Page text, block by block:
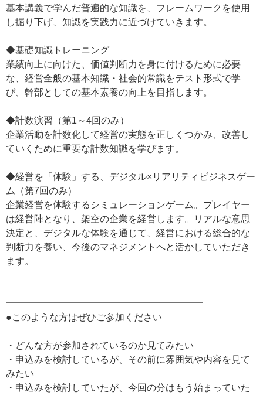
基本講義で学んだ普遍的な知識を、フレームワークを使用
し掘り下げ、知識を実践力に近づけていきます。
◆基礎知識トレーニング
業績向上に向けた、価値判断力を身に付けるために必要
な、経営全般の基本知識・社会的常識をテスト形式で学
び、幹部としての基本素養の向上を目指します。
◆計数演習（第1～4回のみ）
企業活動を計数化して経営の実態を正しくつかみ、改善し
ていくために重要な計数知識を学びます。
◆経営を「体験」する、デジタル×リアリティビジネスゲー
ム（第7回のみ）
企業経営を体験するシミュレーションゲーム。プレイヤー
は経営陣となり、架空の企業を経営します。リアルな意思
決定と、デジタルな体験を通じて、経営における総合的な
判断力を養い、今後のマネジメントへと活かしていただき
ます。
━━━━━━━━━━━━━━━━━━━━━
●このような方はぜひご参加ください
・どんな方が参加されているのか見てみたい
・申込みを検討しているが、その前に雰囲気や内容を見て
みたい
・申込みを検討していたが、今回の分はもう始まっていた